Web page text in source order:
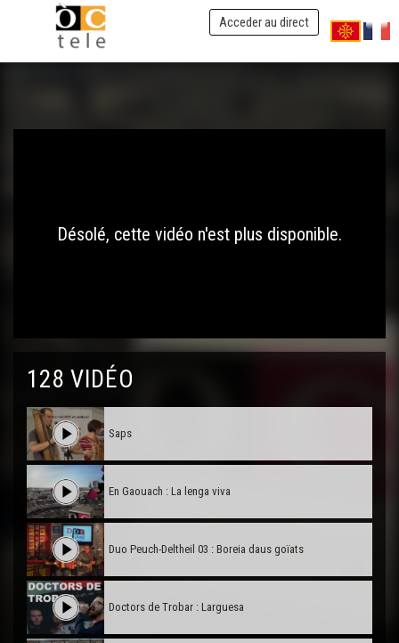
Acceder au direct
Désolé, cette vidéo n'est plus disponible.
128 VIDÉO
Saps
En Gaouach : La lenga viva
Duo Peuch-Deltheil 03 : Boreia daus goïats
Doctors de Trobar : Larguesa